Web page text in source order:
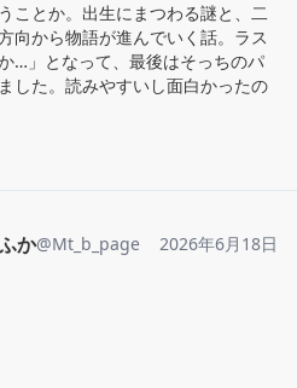
ことか。出生にまつわる謎と、二
向から物語が進んでいく話。ラス
…」となって、最後はそっちのパ
した。読みやすいし面白かったの
か@Mt_b_page 2026年6月18日